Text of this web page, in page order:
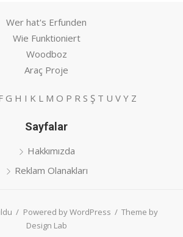
Wer hat's Erfunden
Wie Funktioniert
Woodboz
Araç Proje
G H I K L M O P R S Ş T U V Y Z
Sayfalar
Hakkımızda
Reklam Olanakları
/ Powered by WordPress / Theme by
Design Lab